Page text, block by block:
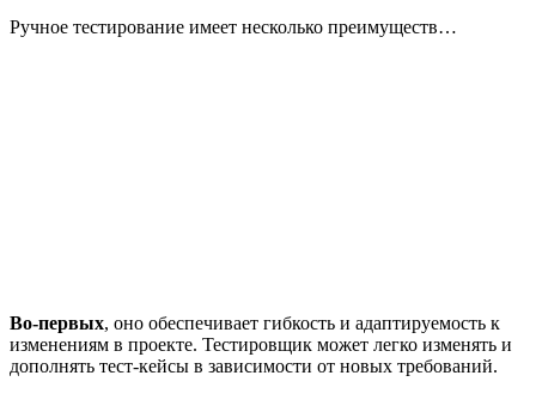
Ручное тестирование имеет несколько преимуществ…
Во-первых, оно обеспечивает гибкость и адаптируемость к
изменениям в проекте. Тестировщик может легко изменять и
дополнять тест-кейсы в зависимости от новых требований.